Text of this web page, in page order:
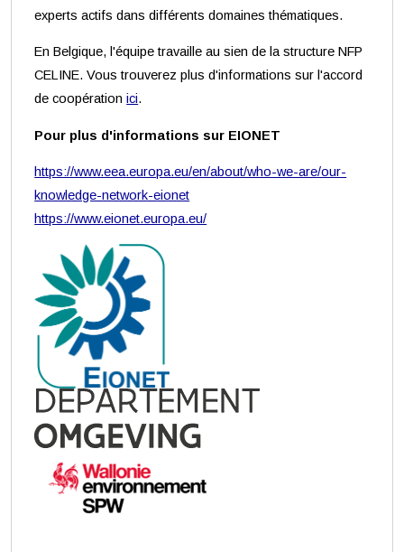
experts actifs dans différents domaines thématiques.
En Belgique, l'équipe travaille au sien de la structure NFP
CELINE. Vous trouverez plus d'informations sur l'accord
de coopérationici.
Pour plus d'informations sur EIONET
https://www.eea.europa.eu/en/about/who-we-are/our-
knowledge-network-eionet
https://www.eionet.europa.eu/